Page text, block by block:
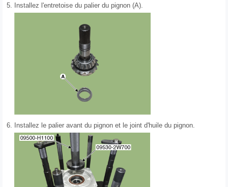
5. Installez l'entretoise du palier du pignon (A).
6. Installez le palier avant du pignon et le joint d'huile du pignon.